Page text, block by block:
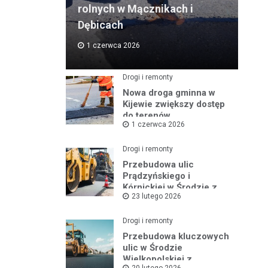
rolnych w Mącznikach i
Dębicach
1 czerwca 2026
Drogi i remonty
Nowa droga gminna w
Kijewie zwiększy dostęp
do terenów
inwestycyjnych
1 czerwca 2026
Drogi i remonty
Przebudowa ulic
Prądzyńskiego i
Kórnickiej w Środzie z
rządowym wsparciem
23 lutego 2026
Drogi i remonty
Przebudowa kluczowych
ulic w Środzie
Wielkopolskiej z